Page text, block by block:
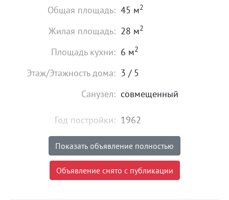
Общая площадь: 45 м2
Жилая площадь: 28 м2
Площадь кухни: 6 м2
Этаж/Этажность дома: 3 / 5
Санузел: совмещенный
Год постройки: 1962
Состояние: хорошее
Цена: 4 300 000
Показать объявление полностью
Объявление снято с публикации